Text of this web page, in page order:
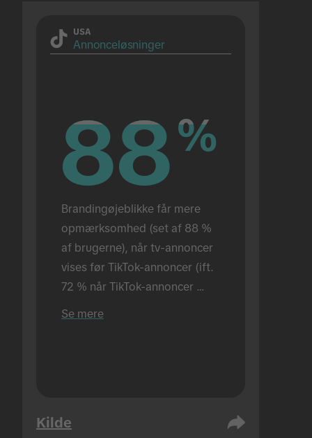
USA
Annonceløsninger
88%
88%
Brandingøjeblikke får mere
opmærksomhed (set af 88 %
af brugerne), når tv-annoncer
vises før TikTok-annoncer (ift.
72 % når TikTok-annoncer
Se mere
Kilde